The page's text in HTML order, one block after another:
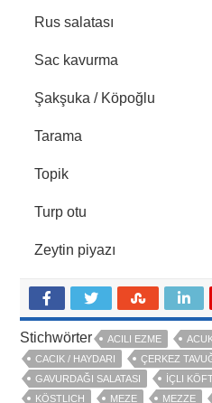
Rus salatası
Sac kavurma
Şakşuka / Köpoğlu
Tarama
Topik
Turp otu
Zeytin piyazı
Stichwörter ACILI EZME
CACIK / HAYDARI
ÇERKEZ
GAVURDAĞI SALATASI
İÇLI
KÖSTLICH
MEZE MEZZE